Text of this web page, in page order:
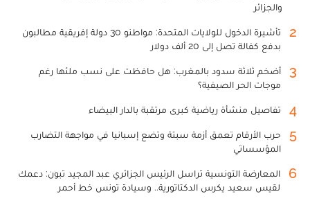
والجزائر
2
تأشيرة الدخول للولايات المتحدة: مواطنو 30 دولة إفريقية مطالبون
بدفع كفالة تصل إلى 20 ألف دولار
3
أضخم ثلاثة سدود بالمغرب: هل حافظت على نسب ملئها رغم
موجات الحر الصيفية؟
4 تفاصيل منشأة رياضية كبرى مرتقبة بالدار البيضاء
5
حرب الأرقام تعمق أزمة سبتة وتضع إسبانيا في مواجهة التضارب
المؤسساتي
6
المعارضة التونسية تراسل الرئيس الجزائري عبد المجيد تبون: دعمك
لقيس سعيد يكرس الدكتاتورية.. وسيادة تونس خط أحمر